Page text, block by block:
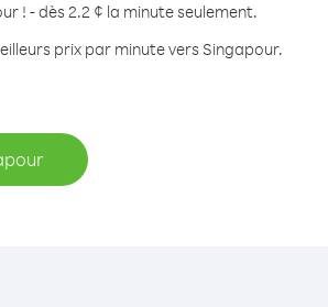
! - dès 2.2 ¢ la minute seulement.
prix par minute vers Singapour.